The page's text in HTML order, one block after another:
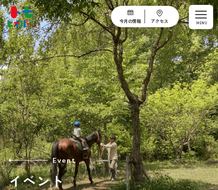
今月の情報 アクセス MENU
Event
イベント